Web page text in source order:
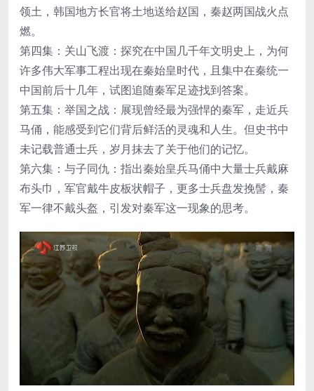
领土，韩国地方长官将土地送给赵国，秦赵两国战火点
燃。
第四集：关山飞渡：探究在中国几千年文明史上，为何
许多伟大军事工程出现在秦始皇时代，且集中在秦统一
中国前后十几年，试图追随秦军足迹找到答案。
第五集：举国之战：展现曾经最为强悍的秦军，走近兵
马俑，能感受到它们背后鲜活的灵魂和人生。但史书中
未记载普通士兵，岁月抹去了关于他们的记忆。
第六集：与子同仇：指出秦始皇兵马俑中大量士兵戴麻
布头巾，军官戴牛皮板状帽子，更多士兵盘发挽髻，秦
军一律不戴头盔，引发对秦军这一现象的思考。